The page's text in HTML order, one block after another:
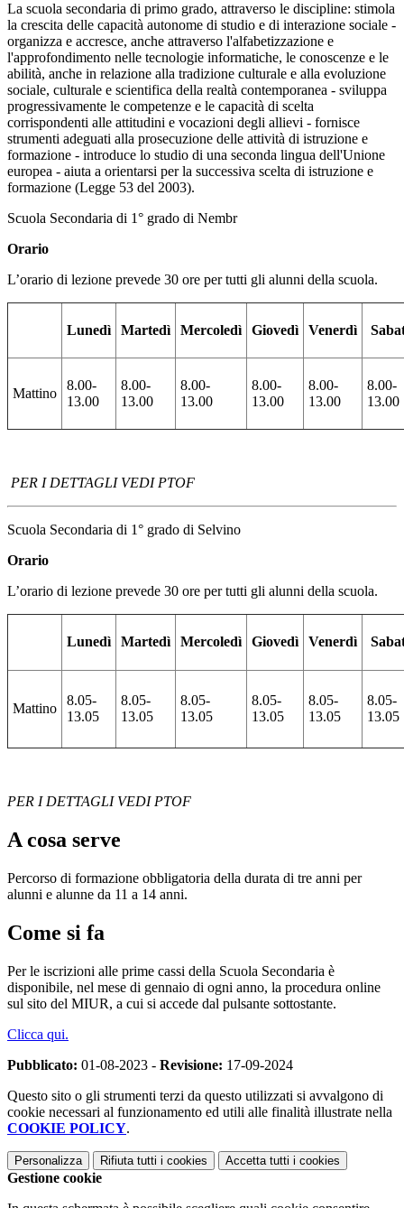
La scuola secondaria di primo grado, attraverso le discipline: stimola
la crescita delle capacità autonome di studio e di interazione sociale -
organizza e accresce, anche attraverso l'alfabetizzazione e
l'approfondimento nelle tecnologie informatiche, le conoscenze e le
abilità, anche in relazione alla tradizione culturale e alla evoluzione
sociale, culturale e scientifica della realtà contemporanea - sviluppa
progressivamente le competenze e le capacità di scelta
corrispondenti alle attitudini e vocazioni degli allievi - fornisce
strumenti adeguati alla prosecuzione delle attività di istruzione e
formazione - introduce lo studio di una seconda lingua dell'Unione
europea - aiuta a orientarsi per la successiva scelta di istruzione e
formazione (Legge 53 del 2003).
Scuola Secondaria di 1° grado di Nembr
Orario
L’orario di lezione prevede 30 ore per tutti gli alunni della scuola.
Lunedì Martedì Mercoledì Giovedì Venerdì
Mattino
8.00-
13.00
8.00-
13.00
8.00-
13.00
8.00-
13.00
8.00-
13.00
8.00-
13.00
PER I DETTAGLI VEDI PTOF
Scuola Secondaria di 1° grado di Selvino
Orario
L’orario di lezione prevede 30 ore per tutti gli alunni della scuola.
Lunedì Martedì Mercoledì Giovedì Venerdì
Mattino
8.05-
13.05
8.05-
13.05
8.05-
13.05
8.05-
13.05
8.05-
13.05
8.05-
13.05
PER I DETTAGLI VEDI PTOF
A cosa serve
Percorso di formazione obbligatoria della durata di tre anni per
alunni e alunne da 11 a 14 anni.
Come si fa
Per le iscrizioni alle prime cassi della Scuola Secondaria è
disponibile, nel mese di gennaio di ogni anno, la procedura online
sul sito del MIUR, a cui si accede dal pulsante sottostante.
Clicca qui.
Pubblicato: 01-08-2023 - Revisione: 17-09-2024
Questo sito o gli strumenti terzi da questo utilizzati si avvalgono di
cookie necessari al funzionamento ed utili alle finalità illustrate nella
COOKIE POLICY.
Personalizza Rifiuta tutti i cookies Accetta tutti i cookies
Gestione cookie